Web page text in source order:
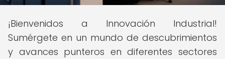
¡Bienvenidos a Innovación Industrial!
Sumérgete en un mundo de descubrimientos
y avances punteros en diferentes sectores